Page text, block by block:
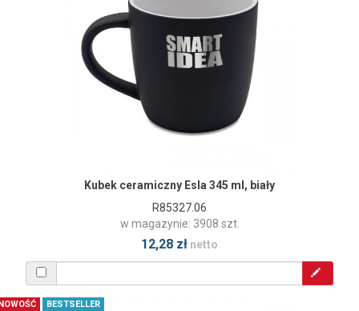
Kubek ceramiczny Esla 345 ml, biały
R85327.06
w magazynie: 3908 szt.
12,28 zł netto
BESTSELLER